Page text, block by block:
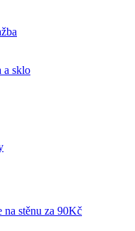
a sklo
na stěnu za 90Kč